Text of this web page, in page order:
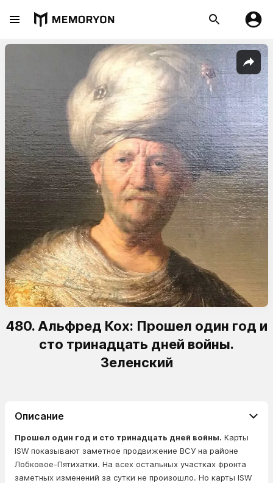
480. Альфред Кох: Прошел один год и
сто тринадцать дней войны.
Зеленский
Описание
Прошел один год и сто тринадцать дней войны. Карты
ISW показывают заметное продвижение ВСУ на районе
Лобковое-Пятихатки. На всех остальных участках фронта
заметных изменений за сутки не произошло. Но карты ISW